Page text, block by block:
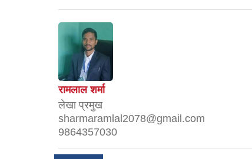
रामलाल शर्मा
लेखा प्रमुख
sharmaramlal2078@gmail.com
9864357030